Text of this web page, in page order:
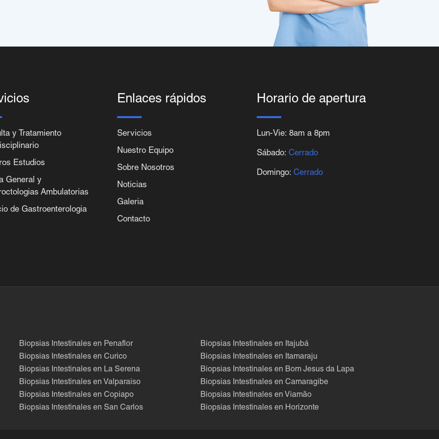
y Tratamiento
Estudios
General y
Ambulatorias
de Gastroenterologia
Enlaces rápidos
Servicios
Nuestro Equipo
Sobre Nosotros
Noticias
Galeria
Contacto
Horario de apertura
Lun-Vie: 8am a 8pm
Sábado: Cerrado
Domingo: Cerrado
Biopsias Intestinales en Penaflor
Biopsias Intestinales en Curico
Biopsias Intestinales en La Serena
Biopsias Intestinales en Valparaiso
Biopsias Intestinales en Copiapo
Biopsias Intestinales en San Carlos
Biopsias Intestinales en Itajubá
Biopsias Intestinales en Itamaraju
Biopsias Intestinales en Bom Jesus da Lapa
Biopsias Intestinales en Camaragibe
Biopsias Intestinales en Viamão
Biopsias Intestinales en Horizonte